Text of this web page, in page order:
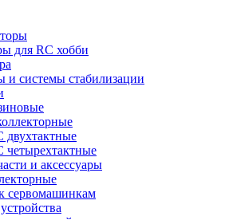
для RC хобби
и системы стабилизации
и аксессуары
сервомашинкам